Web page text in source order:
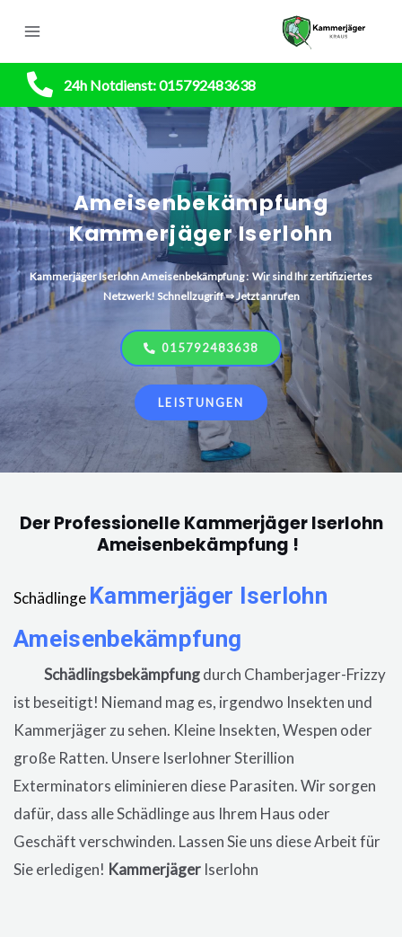
24h Notdienst: 015792483638
Ameisenbekämpfung
Kammerjäger Iserlohn
Kammerjäger IserlohnAmeisenbekämpfung : Wir sind Ihr zertifiziertes
Netzwerk! Schnellzugriff ⇒ Jetzt anrufen
015792483638
LEISTUNGEN
Der Professionelle Kammerjäger Iserlohn
Ameisenbekämpfung !
Schädlinge Kammerjäger Iserlohn
Ameisenbekämpfung
Schädlingsbekämpfungdurch Chamberjager-Frizzy
ist beseitigt! Niemand mag es, irgendwo Insekten und
Kammerjäger zu sehen. Kleine Insekten, Wespen oder
große Ratten. Unsere IserlohnerSterillion
Exterminators eliminieren diese Parasiten. Wir sorgen
dafür, dass alle Schädlinge aus Ihrem Haus oder
Geschäft verschwinden. Lassen Sie uns diese Arbeit für
Sie erledigen! Kammerjäger Iserlohn